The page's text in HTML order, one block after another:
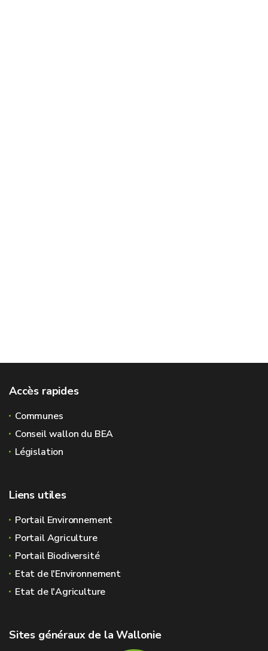
Accès rapides
Communes
Conseil wallon du BEA
Législation
Liens utiles
Portail Environnement
Portail Agriculture
Portail Biodiversité
Etat de l'Environnement
Etat de l'Agriculture
Sites généraux de la Wallonie